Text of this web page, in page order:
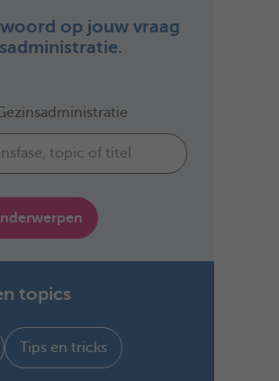
op jouw vraag
topics
Tips en tricks